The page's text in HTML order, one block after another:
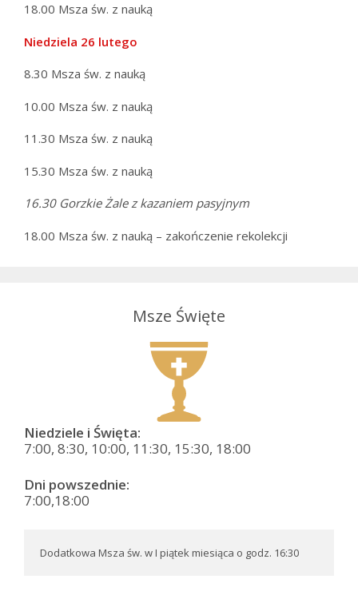
18.00 Msza św. z nauką
Niedziela 26 lutego
8.30 Msza św. z nauką
10.00 Msza św. z nauką
11.30 Msza św. z nauką
15.30 Msza św. z nauką
16.30 Gorzkie Żale z kazaniem pasyjnym
18.00 Msza św. z nauką – zakończenie rekolekcji
Msze Święte
Niedziele i Święta:
7:00, 8:30, 10:00, 11:30, 15:30, 18:00
Dni powszednie:
7:00,18:00
Dodatkowa Msza św. w I piątek miesiąca o godz. 16:30